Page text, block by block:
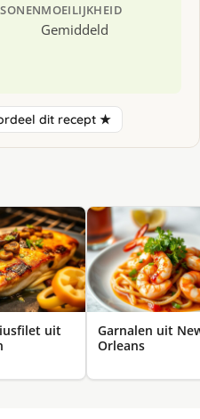
MOEILIJKHEID
Gemiddeld
dit recept ★
uit
Garnalen uit
Orleans